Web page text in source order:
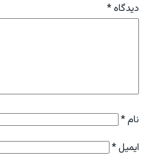
دیدگاه*
نام*
ایمیل*